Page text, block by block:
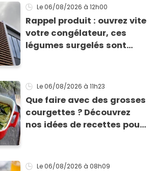
Le 06/08/2026 à 12h00
Rappel produit : ouvrez vite
votre congélateur, ces
légumes surgelés sont
Le 06/08/2026 à 11h23
Que faire avec des grosses
courgettes ? Découvrez
nos idées de recettes pour
Le 06/08/2026 à 08h09